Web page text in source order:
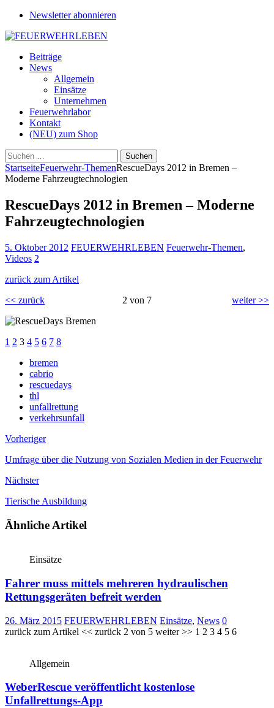
Newsletter abonnieren
Beiträge
News
Allgemein
Einsätze
Unternehmen
Feuerwehrlabor
Kontakt
(NEU) zum Shop
Suchen
nach:
StartseiteFeuerwehr-ThemenRescueDays 2012 in Bremen –
Moderne Fahrzeugtechnologien
RescueDays 2012 in Bremen – Moderne
Fahrzeugtechnologien
5. Oktober 2012 FEUERWEHRLEBEN Feuerwehr-Themen,
Videos 2
zurück zum Artikel
<< zurück
2 von 7 weiter >>
1 2 3 4 5 6 7 8
bremen
cabrio
rescuedays
thl
unfallrettung
verkehrsunfall
Vorheriger
Umfrage über die Nutzung von Sozialen Medien in der Feuerwehr
Nächster
Tierische Ausbildung
Ähnliche Artikel
Einsätze
Fahrer muss mittels mehreren hydraulischen
Rettungsgeräten befreit werden
26. März 2015 FEUERWEHRLEBEN Einsätze, News 0
zurück zum Artikel << zurück 2 von 5 weiter >> 1 2 3 4 5 6
Allgemein
WeberRescue veröffentlicht kostenlose
Unfallrettungs-App